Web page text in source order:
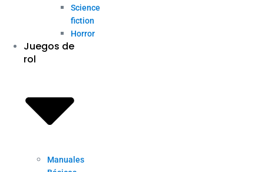
Science
fiction
Horror
Juegos de
rol
Manuales